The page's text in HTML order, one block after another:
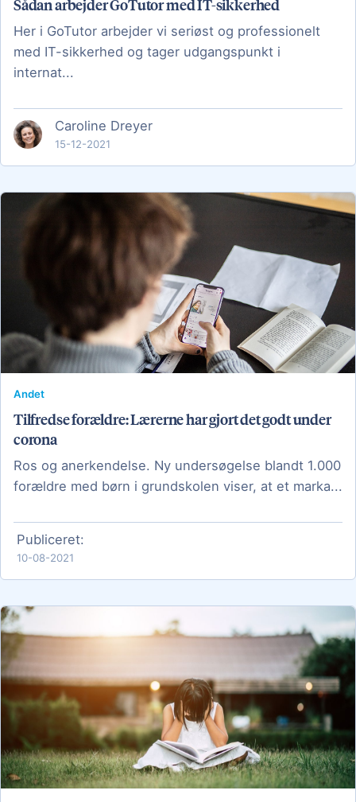
Sådan arbejder GoTutor med IT-sikkerhed
Her i GoTutor arbejder vi seriøst og professionelt
med IT-sikkerhed og tager udgangspunkt i
internat...
Caroline Dreyer
15-12-2021
Andet
Tilfredse forældre: Lærerne har gjort det godt under
corona
Ros og anerkendelse. Ny undersøgelse blandt 1.000
forældre med børn i grundskolen viser, at et marka...
Publiceret:
10-08-2021